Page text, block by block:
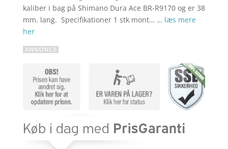
kaliber i bag på Shimano Dura Ace BR-R9170 og er 38
mm. lang. Specifikationer 1 stk mont… … læs mere
her